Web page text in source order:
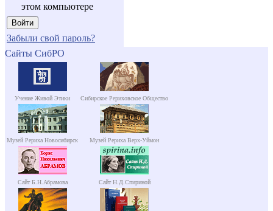
этом компьютере
Забыли свой пароль?
Сайты СибРО
Учение Живой Этики Сибирское Рериховское Общество
Музей Рериха Новосибирск Музей Рериха Верх-Уймон
Сайт Б.Н.Абрамова Сайт Н.Д.Спириной